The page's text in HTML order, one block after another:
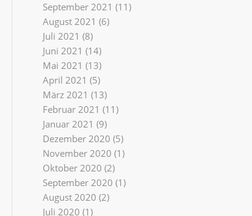
September 2021 (11)
August 2021 (6)
Juli 2021 (8)
Juni 2021 (14)
Mai 2021 (13)
April 2021 (5)
März 2021 (13)
Februar 2021 (11)
Januar 2021 (9)
Dezember 2020 (5)
November 2020 (1)
Oktober 2020 (2)
September 2020 (1)
August 2020 (2)
Juli 2020 (1)